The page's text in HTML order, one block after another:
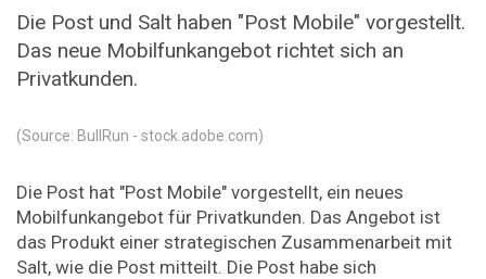
Die Post und Salt haben "Post Mobile" vorgestellt.
Das neue Mobilfunkangebot richtet sich an
Privatkunden.
(Source: BullRun - stock.adobe.com)
Die Post hat "Post Mobile" vorgestellt, ein neues
Mobilfunkangebot für Privatkunden. Das Angebot ist
das Produkt einer strategischen Zusammenarbeit mit
Salt, wie die Post mitteilt. Die Post habe sich